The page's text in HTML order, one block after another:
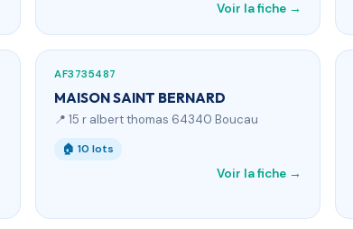
Voir la fiche →
AF3735487
MAISON SAINT BERNARD
📍 15 r albert thomas 64340 Boucau
🏠 10 lots
Voir la fiche →